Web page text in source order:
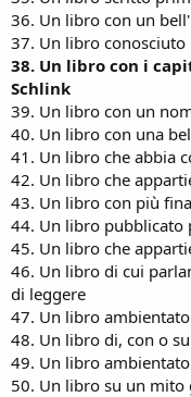
36. Un libro con un
37. Un libro
38. Un libro con i
Schlink
39. Un libro con un
40. Un libro con una
41. Un libro che abbia
42. Un libro che
43. Un libro con più
44. Un libro
45. Un libro che
46. Un libro di cui
di leggere
47. Un libro
48. Un libro di, con o
49. Un libro
50. Un libro su un mito